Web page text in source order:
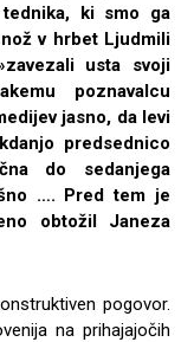
ki smo ga
v hrbet Ljudmili
usta svoji
poznavalcu
jasno, da levi
predsednico
do sedanjega
…. Pred tem je
obtožil Janeza
pogovor.
na prihajajočih